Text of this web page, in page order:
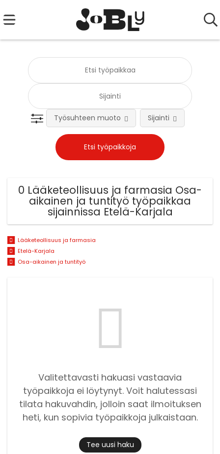
Työsuhteen muoto Sijainti
0 Lääketeollisuus ja farmasia Osa-
aikainen ja tuntityö työpaikkaa
sijainnissa Etelä-Karjala
Lääketeollisuus ja farmasia
Etelä-Karjala
Osa-aikainen ja tuntityö
Valitettavasti hakuasi vastaavia
työpaikkoja ei löytynyt. Voit halutessasi
tilata hakuvahdin, jolloin saat ilmoituksen
heti, kun sopivia työpaikkoja julkaistaan.
Tee uusi haku